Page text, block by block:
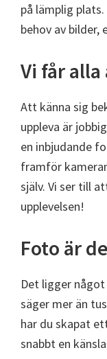
på lämplig
behov av
Vi får
Att känna sig
uppleva är
en inbjudande
framför
själv. Vi ser till
upplevelsen!
Foto är
Det ligger något
säger mer än
har du skapat
snabbt en